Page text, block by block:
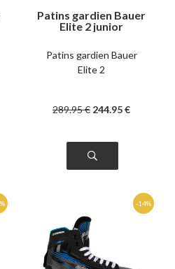
Patins gardien Bauer
Elite 2 junior
Patins gardien Bauer
Elite 2
289.95€ 244.95€